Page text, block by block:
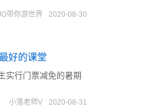
带你游世界 2020-08-30
好的课堂
实行门票减免的暑期
小落老师V 2020-08-31